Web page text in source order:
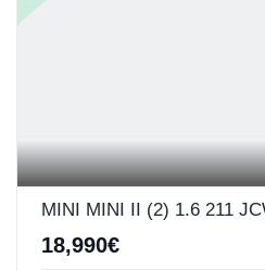
MINI MINI II (2) 1.6 211
18,990€